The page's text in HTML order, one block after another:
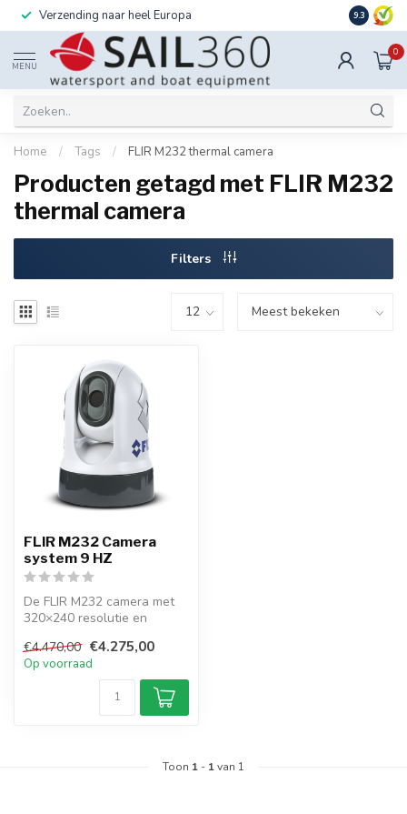
Verzending naar heel Europa Ook
9.3
MENU
0
Home / Tags / FLIR M232 thermal camera
Producten getagd met FLIR M232
thermal camera
Filters
FLIR M232 Camera
system 9 HZ
De FLIR M232 camera met
320×240 resolutie en
verbetert veili...
€4.470,00 €4.275,00
Op voorraad
Toon 1 - 1van 1